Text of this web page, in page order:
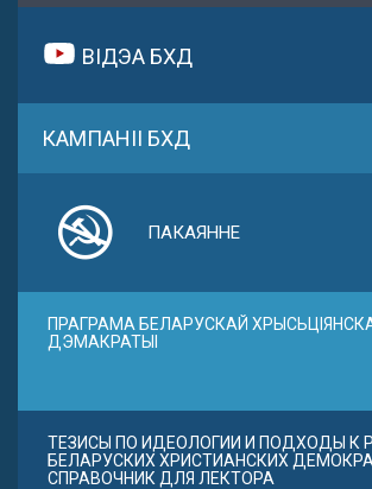
ВІДЭА БХД
КАМПАНІІ БХД
ПАКАЯННЕ
ПРАГРАМА БЕЛАРУСКАЙ
ДЭМАКРАТЫІ
ТЕЗИСЫ ПО ИДЕОЛОГИИ И ПОДХОДЫ К
БЕЛАРУСКИХ ХРИСТИАНСКИХ
СПРАВОЧНИК ДЛЯ ЛЕКТОРА